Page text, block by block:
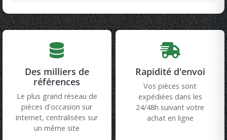
Des milliers de
références
Le plus grand réseau de
pièces d'occasion sur
internet, centralisées sur
un même site
Rapidité d'envoi
Vos pièces sont
expédiées dans les
24/48h suivant votre
achat en ligne